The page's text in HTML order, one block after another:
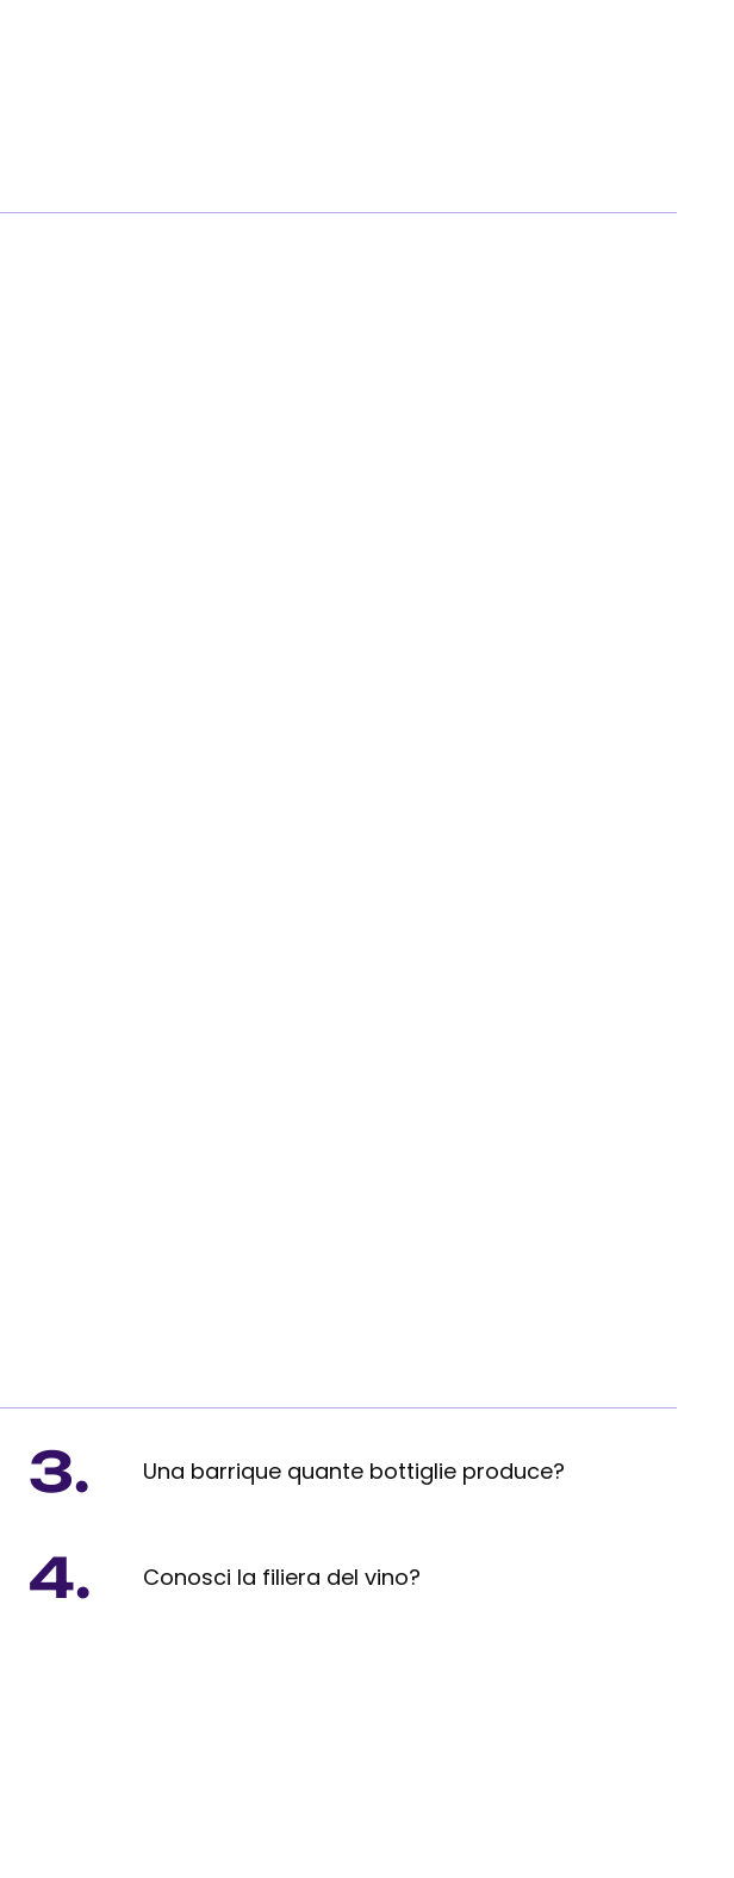
3. Una barrique quante bottiglie produce?
4. Conosci la filiera del vino?